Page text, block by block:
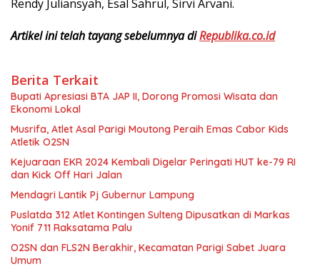
Rendy Juliansyah, Esal Sahrul, Sirvi Arvani.
Artikel ini telah tayang sebelumnya diRepublika.co.id
Berita Terkait
Bupati Apresiasi BTA JAP II, Dorong Promosi Wisata dan
Ekonomi Lokal
Musrifa, Atlet Asal Parigi Moutong Peraih Emas Cabor Kids
Atletik O2SN
Kejuaraan EKR 2024 Kembali Digelar Peringati HUT ke-79 RI
dan Kick Off Hari Jalan
Mendagri Lantik Pj Gubernur Lampung
Puslatda 312 Atlet Kontingen Sulteng Dipusatkan di Markas
Yonif 711 Raksatama Palu
O2SN dan FLS2N Berakhir, Kecamatan Parigi Sabet Juara
Umum